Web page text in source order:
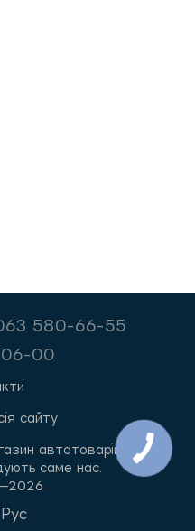
580-66-55
00
сайту
автотоварів.
саме нас.
Рус